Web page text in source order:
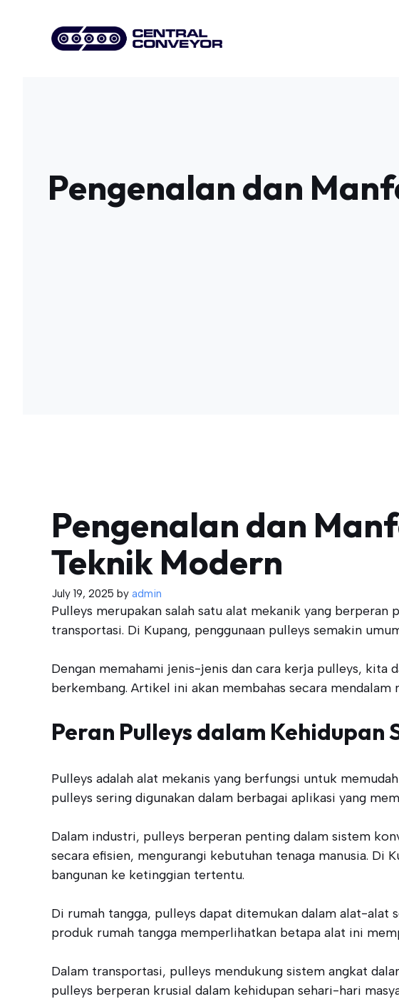
Pengenalan dan
Pengenalan dan
Teknik Modern
July 19, 2025 by admin
Pulleys merupakan salah satu alat mekanik yang
transportasi. Di Kupang, penggunaan pulleys semakin
Dengan memahami jenis-jenis dan cara kerja pulleys, kita
berkembang. Artikel ini akan membahas secara
Peran Pulleys dalam Kehidupan
Pulleys adalah alat mekanis yang berfungsi untuk
pulleys sering digunakan dalam berbagai aplikasi yang
Dalam industri, pulleys berperan penting dalam sistem
secara efisien, mengurangi kebutuhan tenaga manusia.
bangunan ke ketinggian tertentu.
Di rumah tangga, pulleys dapat ditemukan dalam alat-alat
produk rumah tangga memperlihatkan betapa alat ini
Dalam transportasi, pulleys mendukung sistem angkat
pulleys berperan krusial dalam kehidupan sehari-hari